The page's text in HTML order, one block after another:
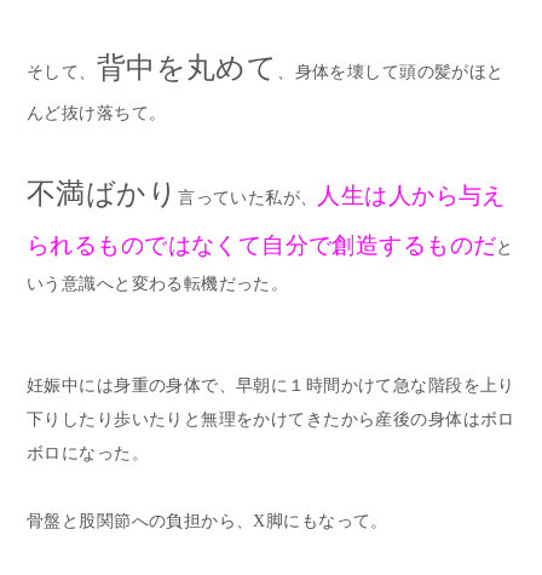
そして、 背中を丸めて 、身体を壊して頭の髪がほと
んど抜け落ちて。
不満ばかり言っていた私が、
人生は人から与え
られるものではなくて自分で創造するものだと
いう意識へと変わる転機だった。
妊娠中には身重の身体で、早朝に１時間かけて急な階段を上り
下りしたり歩いたりと無理をかけてきたから産後の身体はボロ
ボロになった。
骨盤と股関節への負担から、X脚にもなって。